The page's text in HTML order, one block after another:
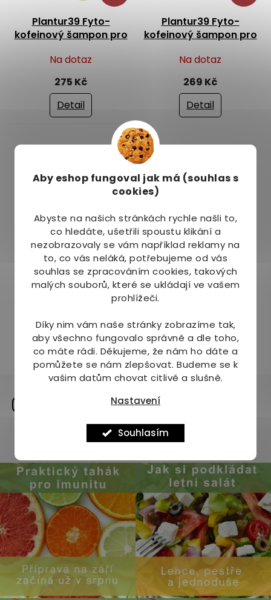
Aby eshop fungoval jak má (souhlas s
cookies)
Abyste na našich stránkách rychle našli to,
co hledáte, ušetřili spoustu klikání a
nezobrazovaly se vám například reklamy na
to, co vás neláká, potřebujeme od vás
souhlas se zpracováním cookies, takových
malých souborů, které se ukládají ve vašem
prohlížeči.
Díky nim vám naše stránky zobrazíme tak,
aby všechno fungovalo správně a dle toho,
co máte rádi. Děkujeme, že nám ho dáte a
pomůžete se nám zlepšovat. Budeme se k
vašim datům chovat citlivě a slušně.
Nastavení
Souhlasím
Plantur39 Fyto-
kofeinový šampon pro
vlasy 250 ml
Na dotaz
275 Kč
Detail
Plantur39 Fyto-
kofeinový šampon pro
250 ml
Na dotaz
269 Kč
Detail
Plantur39 Kofeinový
balzám pro barvené
vlasy 150 ml
Průměrné
hodnocení
hvězdiček.
Na dotaz
189 Kč
O
v
l
d
c
í
p
r
y
v
ý
p
i
s
u
5 položek celkem
Sdílíme naši cestu na
instagramu
Zobrazit profil